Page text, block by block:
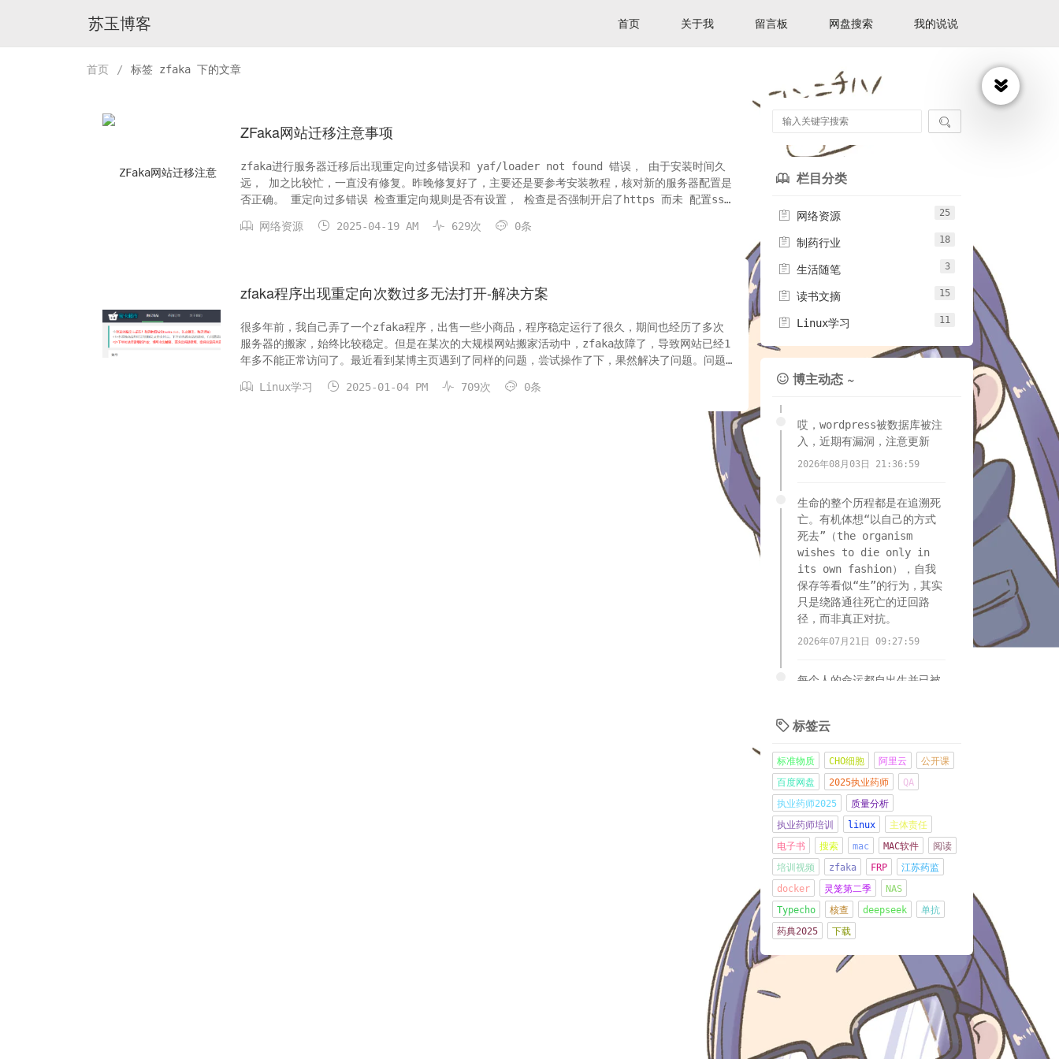
苏玉博客 首页 关于我 留言板 网盘搜索 我的说说
首页 / 标签 zfaka 下的文章
ZFaka网站迁移注意事项
zfaka进行服务器迁移后出现重定向过多错误和 yaf/loader not found 错误， 由于安装时间久
远， 加之比较忙，一直没有修复。昨晚修复好了，主要还是要参考安装教程，核对新的服务器配置是
否正确。 重定向过多错误 检查重定向规则是否有设置， 检查是否强制开启了https 而未 配置ssl
 网络资源  2025-04-19 AM  629次  0条
zfaka程序出现重定向次数过多无法打开-解决方案
很多年前，我自己弄了一个zfaka程序，出售一些小商品，程序稳定运行了很久，期间也经历了多次
服务器的搬家，始终比较稳定。但是在某次的大规模网站搬家活动中，zfaka故障了，导致网站已经1
年多不能正常访问了。最近看到某博主页遇到了同样的问题，尝试操作了下，果然解决了问题。问题
掉 i...
 Linux学习  2025-01-04 PM  709次  0条

 栏目分类
 网络资源 25
 制药行业 18
 生活随笔 3
 读书文摘 15
 Linux学习 11
 博主动态 ~
哎，wordpress被数据库被注
入，近期有漏洞，注意更新
2026年08月03日 21:36:59
生命的整个历程都是在追溯死
亡。有机体想“以自己的方式
死去”（the organism
wishes to die only in
its own fashion），自我
保存等看似“生”的行为，其实
只是绕路通往死亡的迂回路
径，而非真正对抗。
2026年07月21日 09:27:59
每个人的命运都自出生并已被
2026年07月03日 08:10:12
多个服务器遭到木马植入，挖
矿，跑流量，端口扫描，无语
啦。
2026年06月21日 08:57:16
现在CMO都好卷，交付物其实
都做的不好，因为太忙了
2026年06月08日 21:15:42
管住嘴
2026年06月01日 13:37:03
CRS-细胞因子释放综合征
Cytokine Release
2026年04月30日 13:16:48
 标签云
标准物质 CHO细胞 阿里云
公开课
百度网盘
2025执业药师
QA
执业药师2025
质量分析
执业药师培训
linux
主体责任
电子书
搜索 mac MAC软件
阅读
培训视频
zfaka FRP
江苏药监
docker
灵笼第二季
NAS
Typecho
核查 deepseek
单抗
药典2025
下载